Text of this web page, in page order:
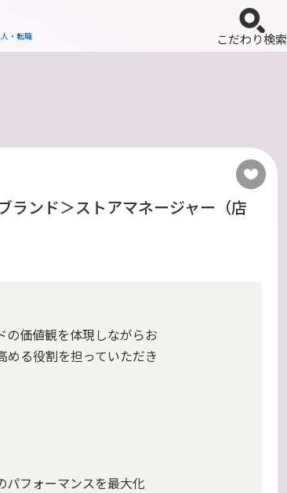
・転職 こだわり検索
ランド＞ストアマネージャー（店
の価値観を体現しながらお
る役割を担っていただき
パフォーマンスを最大化